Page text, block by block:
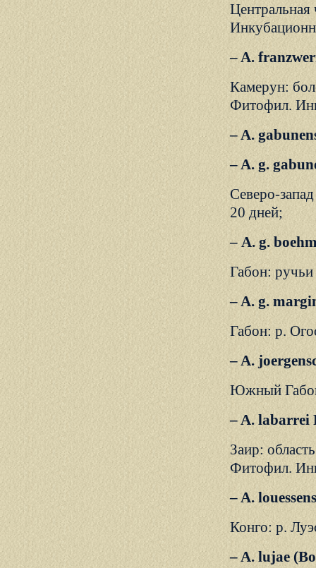
– A.
Камерун:
Фитофил.
– A.
– A. g.
Северо-
20 дней;
– А. g.
Габон:
– A. g.
Габон: р.
– A.
Южный
– A. labarrei
Заир:
Фитофил.
– A.
Конго: р.
– A. lujae